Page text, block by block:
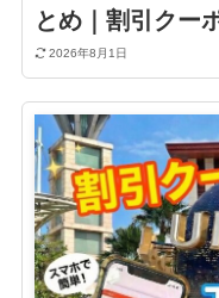
とめ｜割引クー
2026年8月1日